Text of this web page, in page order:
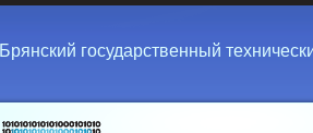
Брянский государственный